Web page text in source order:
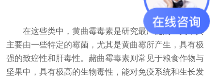
在这些类中，黄曲霉毒素是研究最广泛的一类，其
主要由一些特定的霉菌，尤其是黄曲霉所产生，具有极
强的致癌性和肝毒性。赭曲霉毒素则常见于粮食作物与
坚果中，具有极高的生物毒性，能对免疫系统和生长发